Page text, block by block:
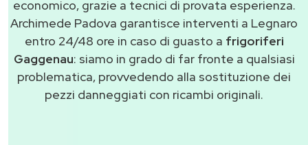
economico, grazie a tecnici di provata esperienza.
Archimede Padova garantisce interventi a Legnaro
entro 24/48 ore in caso di guasto a frigoriferi
Gaggenau: siamo in grado di far fronte a qualsiasi
problematica, provvedendo alla sostituzione dei
pezzi danneggiati con ricambi originali.